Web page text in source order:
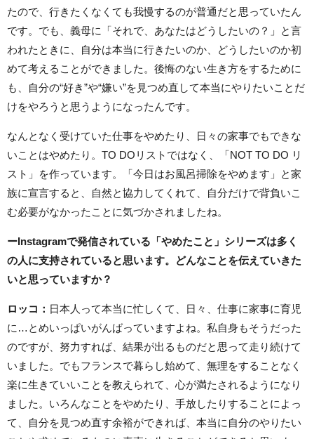
たので、行きたくなくても我慢するのが普通だと思っていたん
です。でも、義母に「それで、あなたはどうしたいの？」と言
われたときに、自分は本当に行きたいのか、どうしたいのか初
めて考えることができました。後悔のない生き方をするために
も、自分の“好き”や“嫌い”を見つめ直して本当にやりたいことだ
けをやろうと思うようになったんです。
なんとなく受けていた仕事をやめたり、日々の家事でもできな
いことはやめたり。TO DOリストではなく、「NOT TO DO リ
スト」を作っています。「今日はお風呂掃除をやめます」と家
族に宣言すると、自然と協力してくれて、自分だけで背負いこ
む必要がなかったことに気づかされましたね。
ーInstagramで発信されている「やめたこと」シリーズは多く
の人に支持されていると思います。どんなことを伝えていきた
いと思っていますか？
ロッコ ： 日本人って本当に忙しくて、日々、仕事に家事に育児
に…とめいっぱいがんばっていますよね。私自身もそうだった
のですが、努力すれば、結果が出るものだと思って走り続けて
いました。でもフランスで暮らし始めて、無理をすることなく
楽に生きていいことを教えられて、心が満たされるようになり
ました。いろんなことをやめたり、手放したりすることによっ
て、自分を見つめ直す余裕ができれば、本当に自分のやりたい